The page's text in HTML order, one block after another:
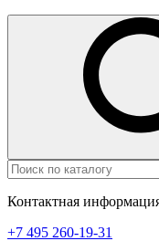
Контактная
+7 495 260-19-31